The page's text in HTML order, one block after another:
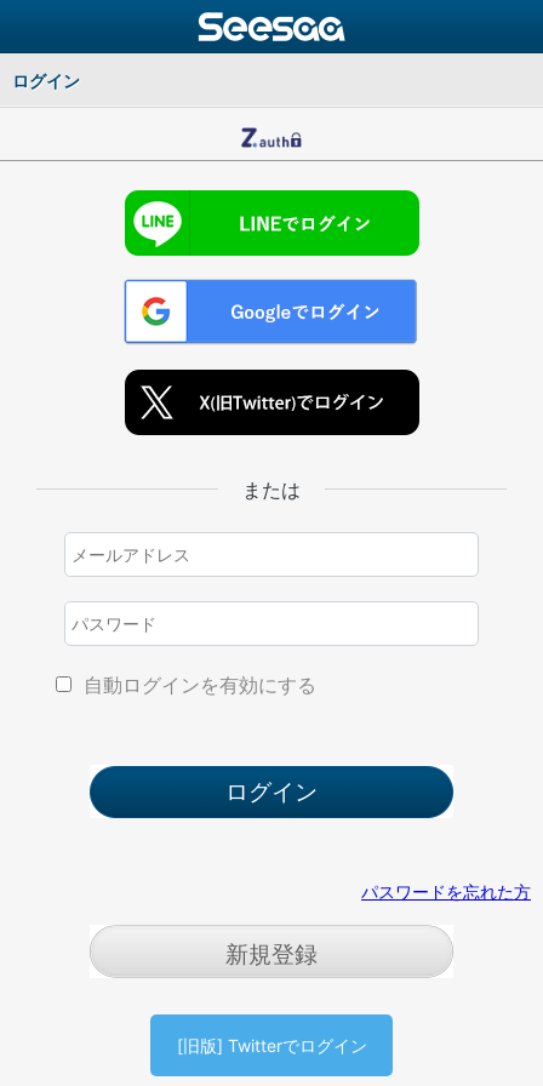
ログイン
または
自動ログインを有効にする
パスワードを忘れた方
新規登録
[旧版] Twitterでログイン